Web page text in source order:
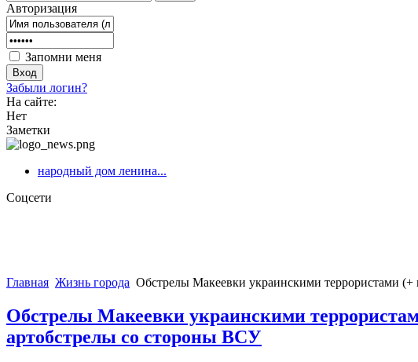
Авторизация
Запомни меня
Забыли логин?
На сайте:
Нет
Заметки
народный дом ленина...
Соцсети
Главная Жизнь города Обстрелы Макеевки украинскими террористами
Обстрелы Макеевки украинскими
артобстрелы со стороны ВСУ